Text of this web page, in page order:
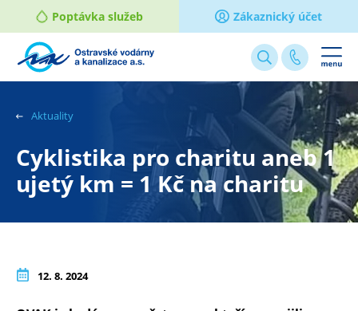
Poptávka služeb Zákaznický účet
Webové
stránky
míruAktuality
Cyklistika pro charitu aneb 1
ujetý km = 1 Kč na charitu
12. 8. 2024